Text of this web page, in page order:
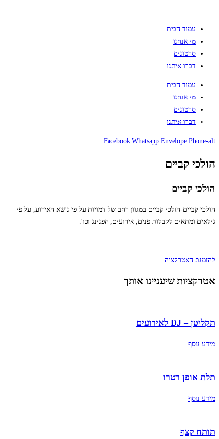
עמוד הבית
מי אנחנו
סרטונים
דברו איתנו
עמוד הבית
מי אנחנו
סרטונים
דברו איתנו
Facebook Whatsapp Envelope Phone-alt
הולכי קביים
הולכי קביים
הולכי קביים-הולכי קביים במגוון רחב של דמויות על פי נושא האירוע, על פי
גילאים ומתאים לקבלות פנים, אירועים, הפנינג וכו'.
להזמנת האטרקציה
אטרקציות שיעניינו אותך
תקליטן – DJ לאירועים
מידע נוסף
תלת אופן רטרו
מידע נוסף
תותח קצף